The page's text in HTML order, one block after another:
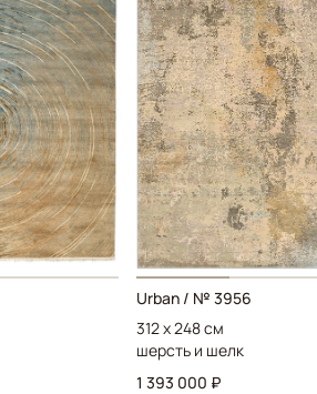
Urban / № 3956
312 x 248 см
шерсть и шелк
1 393 000 ₽